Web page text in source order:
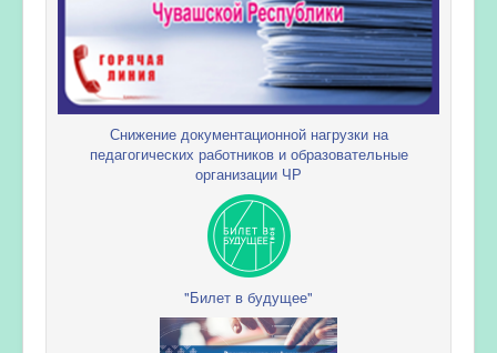
Снижение документационной нагрузки на
педагогических работников и образовательные
организации ЧР
"Билет в будущее"